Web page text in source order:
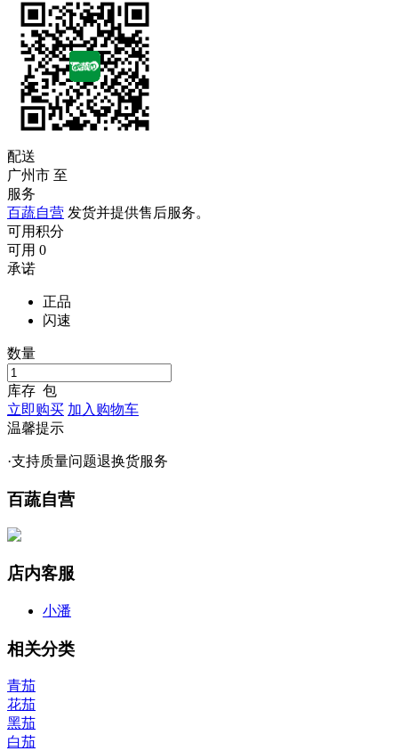
配送
广州市 至
服务
百蔬自营 发货并提供售后服务。
可用积分
可用 0
承诺
正品
闪速
数量
库存 包
立即购买 加入购物车
温馨提示
·支持质量问题退换货服务
百蔬自营
店内客服
小潘
相关分类
青茄
花茄
黑茄
白茄